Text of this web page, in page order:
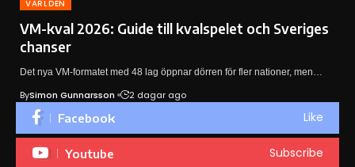
VÄRLDEN
VM-kval 2026: Guide till kvalspelet och Sveriges
chanser
Det nya VM-formatet med 48 lag öppnar dörren för fler nationer, men…
BySimon Gunnarsson 2 dagar ago
Facebook Like
Youtube Subscribe